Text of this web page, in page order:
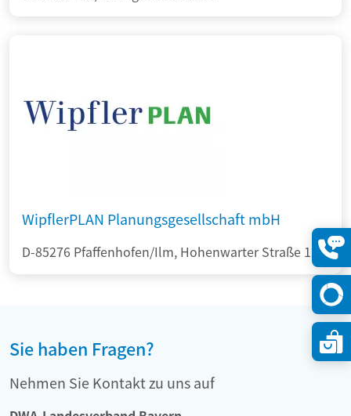
WipflerPLAN Planungsgesellschaft mbH
D-85276 Pfaffenhofen/Ilm, Hohenwarter Straße 124
Sie haben Fragen?
Nehmen Sie Kontakt zu uns auf